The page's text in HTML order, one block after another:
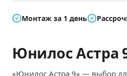
Монтаж за 1 день
Юнилос Астра
«Юнилос Астра 9» — выбор